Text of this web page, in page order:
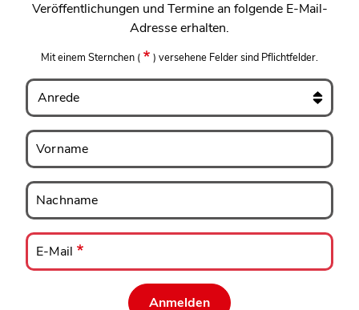
Veröffentlichungen und Termine an folgende E-Mail-
Adresse erhalten.
Mit einem Sternchen ( ) versehene Felder sind Pflichtfelder.
Anrede
Vorname
Vorname
Nachname
Nachname
E-
Mail
E-Mail